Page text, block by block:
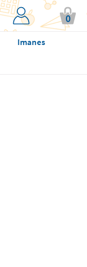
0
Imanes